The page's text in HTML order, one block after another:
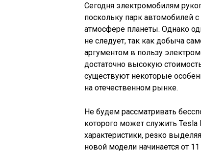
Сегодня электромобилям
поскольку парк автомобилей
атмосфере планеты. Однако
не следует, так как добыча
аргументом в пользу
достаточно высокую
существуют некоторые
на отечественном рынке.
Не будем рассматривать
которого может служить
характеристики, резко
новой модели начинается от